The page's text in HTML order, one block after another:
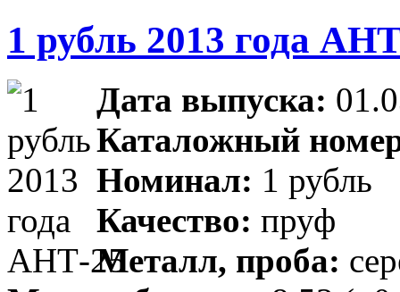
1 рубль 2013 года
Дата выпуска:
Каталожный
Номинал: 1 рубль
Качество: пруф
Металл, проба: